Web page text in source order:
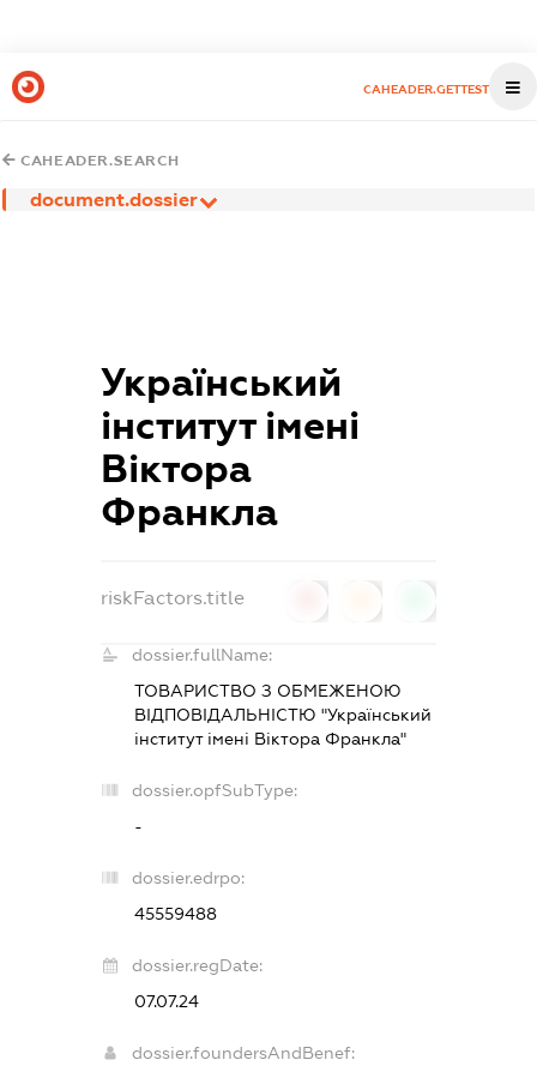
CAHEADER.GETTEST
CAHEADER.SEARCH
document.dossier
Український
інститут імені
Віктора
Франкла
riskFactors.title
dossier.fullName:
ТОВАРИСТВО З ОБМЕЖЕНОЮ
ВІДПОВІДАЛЬНІСТЮ "Український
інститут імені Віктора Франкла"
dossier.opfSubType:
-
dossier.edrpo:
45559488
dossier.regDate:
07.07.24
dossier.foundersAndBenef: